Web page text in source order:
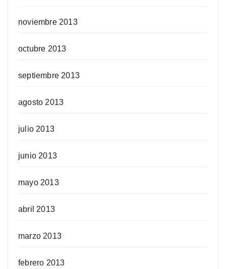
noviembre 2013
octubre 2013
septiembre 2013
agosto 2013
julio 2013
junio 2013
mayo 2013
abril 2013
marzo 2013
febrero 2013